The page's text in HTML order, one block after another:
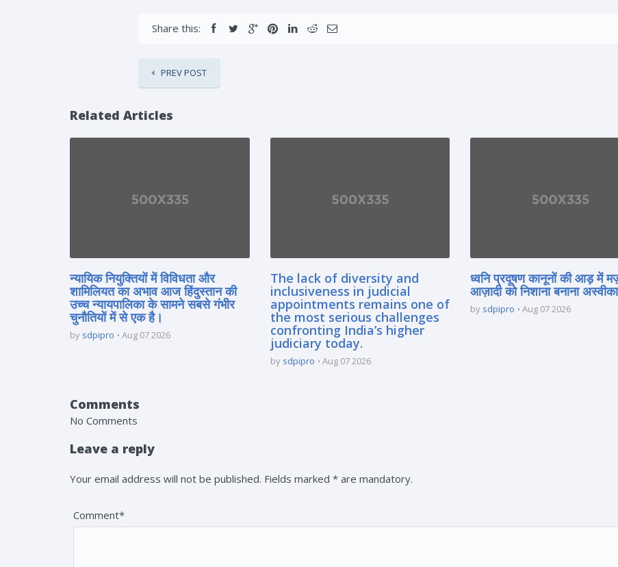
Share this:
PREV POST
Related Articles
न्यायिक नियुक्तियों में विविधता और
शामिलियत का अभाव आज हिंदुस्तान की
उच्च न्यायपालिका के सामने सबसे गंभीर
चुनौतियों में से एक है।
by sdpipro Aug 07 2026
The lack of diversity and
inclusiveness in judicial
appointments remains one of
the most serious challenges
confronting India’s higher
judiciary today.
by sdpipro Aug 07 2026
ध्वनि प्रदूषण कानूनों की आड़ में
आज़ादी को निशाना बनाना
by sdpipro Aug 07 2026
Comments
No Comments
Leave a reply
Your email address will not be published. Fields marked * are mandatory.
Comment*